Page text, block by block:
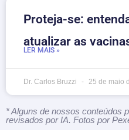
Proteja-se:
atualizar as
LER MAIS »
Dr. Carlos Bruzzi 25 de maio
* Alguns de nossos conteúdos
revisados por IA. Fotos por